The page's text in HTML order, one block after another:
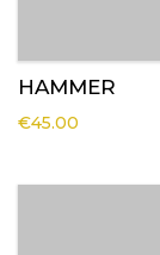
HAMMER
€45.00